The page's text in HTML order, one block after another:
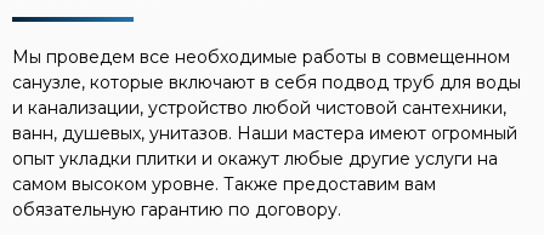
Мы проведем все необходимые работы в совмещенном
санузле, которые включают в себя подвод труб для воды
и канализации, устройство любой чистовой сантехники,
ванн, душевых, унитазов. Наши мастера имеют огромный
опыт укладки плитки и окажут любые другие услуги на
самом высоком уровне. Также предоставим вам
обязательную гарантию по договору.